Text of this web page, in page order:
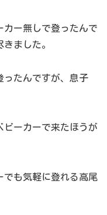
カー無しで登ったんで
ました。
ったんですが、息子
ビーカーで来たほうが
でも気軽に登れる高尾